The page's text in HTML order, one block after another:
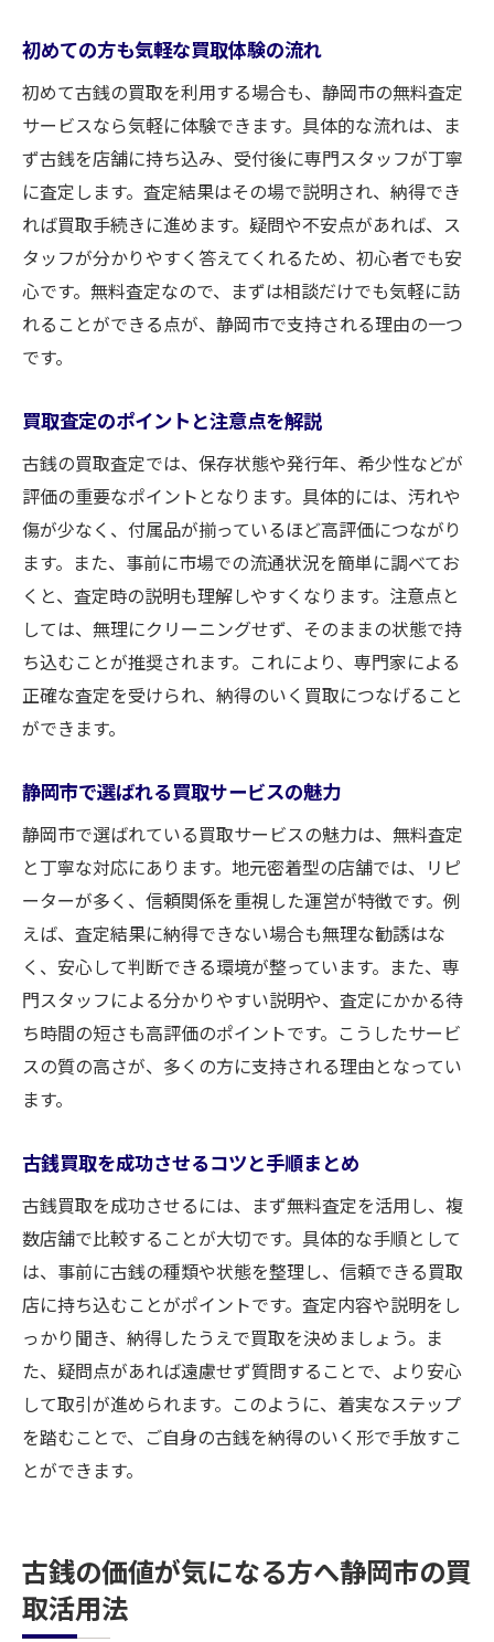
ント
古銭買取の査定結果に満足するための流れ
静岡市で複数の買取方法を活用するコツ
買取価格に影響する古銭の特徴を解説
信頼できる買取業者の見極めポイント
納得感のある買取を得る交渉のポイント
初めてでも安心な古銭の無料査定サービスの魅
力
静岡市で選ばれる古銭買取のサポート体制
買取初心者が利用すべき無料査定の利点
気軽に試せる買取サービスの安心ポイント
買取時に知っておきたい無料査定の特徴
静岡市の古銭を手間なく買取に出すポイント
古銭買取を手間なく進めるステップ紹介
静岡市で簡単に買取予約ができる方法
宅配や出張を活用した古銭買取のコツ
買取に必要な書類や準備物の確認方法
忙しい方におすすめの買取活用法
古銭の買取を無料査定で始める安心ステップ
無料査定から始める買取の基本ステップ解
説
古銭買取の流れと安心できる進め方
静岡市で安心して買取相談を始める方法
初回買取で失敗しないための準備ポイント
無料査定後の買取手続きの流れを紹介
初めての方も気軽な買取体験の流れ
初めて古銭の買取を利用する場合も、静岡市の無料査定
サービスなら気軽に体験できます。具体的な流れは、ま
ず古銭を店舗に持ち込み、受付後に専門スタッフが丁寧
に査定します。査定結果はその場で説明され、納得でき
れば買取手続きに進めます。疑問や不安点があれば、ス
タッフが分かりやすく答えてくれるため、初心者でも安
心です。無料査定なので、まずは相談だけでも気軽に訪
れることができる点が、静岡市で支持される理由の一つ
です。
買取査定のポイントと注意点を解説
古銭の買取査定では、保存状態や発行年、希少性などが
評価の重要なポイントとなります。具体的には、汚れや
傷が少なく、付属品が揃っているほど高評価につながり
ます。また、事前に市場での流通状況を簡単に調べてお
くと、査定時の説明も理解しやすくなります。注意点と
しては、無理にクリーニングせず、そのままの状態で持
ち込むことが推奨されます。これにより、専門家による
正確な査定を受けられ、納得のいく買取につなげること
ができます。
静岡市で選ばれる買取サービスの魅力
静岡市で選ばれている買取サービスの魅力は、無料査定
と丁寧な対応にあります。地元密着型の店舗では、リピ
ーターが多く、信頼関係を重視した運営が特徴です。例
えば、査定結果に納得できない場合も無理な勧誘はな
く、安心して判断できる環境が整っています。また、専
門スタッフによる分かりやすい説明や、査定にかかる待
ち時間の短さも高評価のポイントです。こうしたサービ
スの質の高さが、多くの方に支持される理由となってい
ます。
古銭買取を成功させるコツと手順まとめ
古銭買取を成功させるには、まず無料査定を活用し、複
数店舗で比較することが大切です。具体的な手順として
は、事前に古銭の種類や状態を整理し、信頼できる買取
店に持ち込むことがポイントです。査定内容や説明をし
っかり聞き、納得したうえで買取を決めましょう。ま
た、疑問点があれば遠慮せず質問することで、より安心
して取引が進められます。このように、着実なステップ
を踏むことで、ご自身の古銭を納得のいく形で手放すこ
とができます。
古銭の価値が気になる方へ静岡市の買
取活用法